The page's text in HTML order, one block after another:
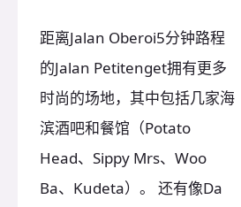
距离Jalan Oberoi5分钟路程
的Jalan Petitenget拥有更多
时尚的场地，其中包括几家海
滨酒吧和餐馆（Potato
Head、Sippy Mrs、Woo
Ba、Kudeta）。 还有像Da